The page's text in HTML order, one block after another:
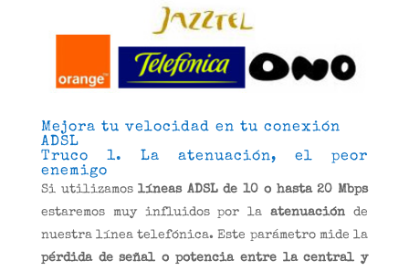
Mejora tu velocidad en tu conexión
ADSL
Truco 1. La atenuación, el peor
enemigo
Si utilizamoslíneas ADSL de 10 o hasta 20 Mbps
estaremos muy influidos por laatenuación de
nuestra línea telefónica. Este parámetro mide la
pérdida de señal o potencia entre la central y